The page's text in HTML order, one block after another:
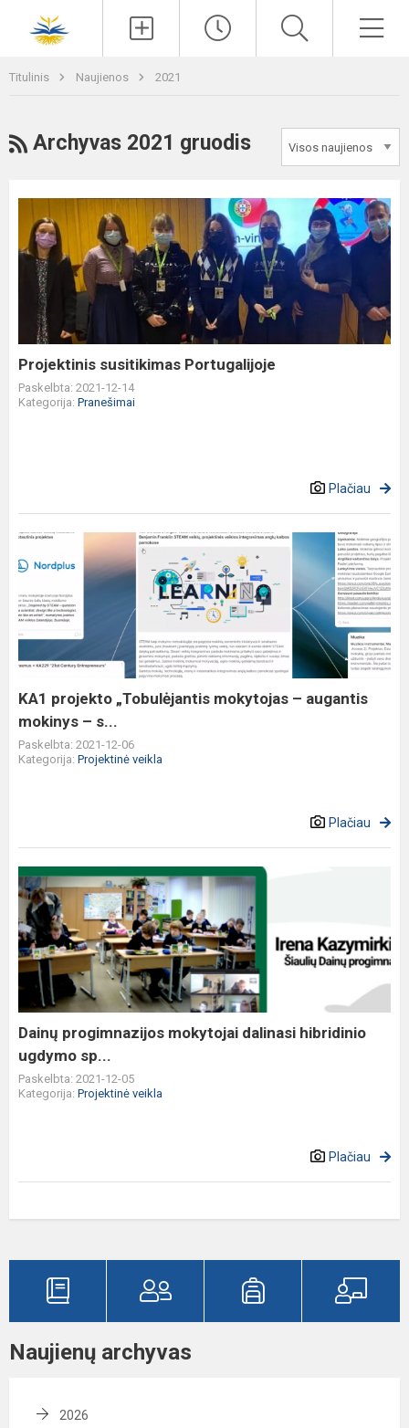
Titulinis Naujienos 2021
RSS
Archyvas 2021 gruodis
Projektinis
susitikimas
Portugalijoje
Projektinis susitikimas Portugalijoje
Paskelbta: 2021-12-14
Kategorija: Pranešimai
Plačiau
KA1
projekto
„Tobulėjantis
mokytojas
–
mokinys
–
s...
KA1 projekto „Tobulėjantis mokytojas – augantis
mokinys – s...
Paskelbta: 2021-12-06
Kategorija: Projektinė veikla
Plačiau
Dainų
progimnazijos
mokytojai
dalinasi
hibridinio
ugdymo
sp...
Dainų progimnazijos mokytojai dalinasi hibridinio
ugdymo sp...
Paskelbta: 2021-12-05
Kategorija: Projektinė veikla
Plačiau
Naujienų archyvas
2026